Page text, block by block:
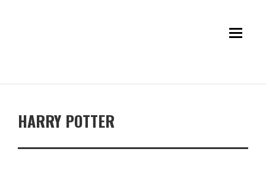
HARRY POTTER